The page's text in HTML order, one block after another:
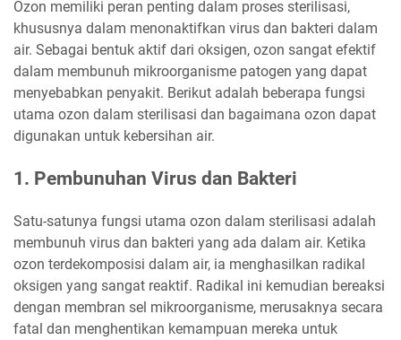
Ozon memiliki peran penting dalam proses sterilisasi,
khususnya dalam menonaktifkan virus dan bakteri dalam
air. Sebagai bentuk aktif dari oksigen, ozon sangat efektif
dalam membunuh mikroorganisme patogen yang dapat
menyebabkan penyakit. Berikut adalah beberapa fungsi
utama ozon dalam sterilisasi dan bagaimana ozon dapat
digunakan untuk kebersihan air.
1. Pembunuhan Virus dan Bakteri
Satu-satunya fungsi utama ozon dalam sterilisasi adalah
membunuh virus dan bakteri yang ada dalam air. Ketika
ozon terdekomposisi dalam air, ia menghasilkan radikal
oksigen yang sangat reaktif. Radikal ini kemudian bereaksi
dengan membran sel mikroorganisme, merusaknya secara
fatal dan menghentikan kemampuan mereka untuk